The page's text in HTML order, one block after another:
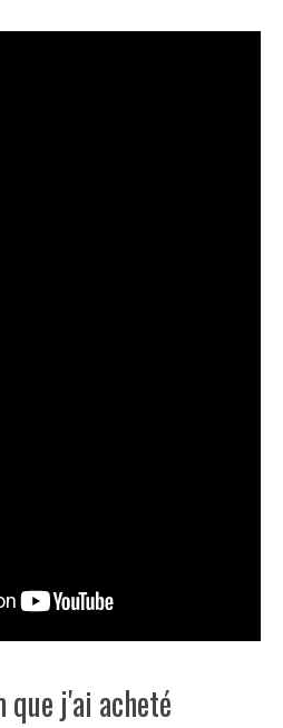
j'ai acheté